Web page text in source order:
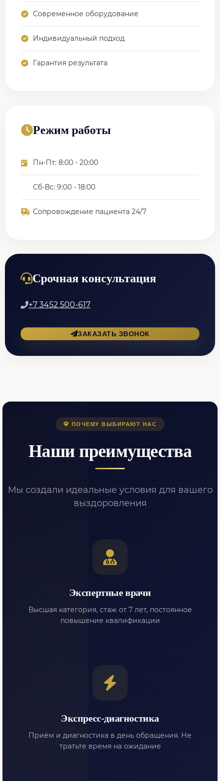
Современное оборудование
Индивидуальный подход
Гарантия результата
Режим работы
Пн-Пт: 8:00 - 20:00
Сб-Вс: 9:00 - 18:00
Сопровождение пациента 24/7
Срочная консультация
+7 3452 500-617
ЗАКАЗАТЬ ЗВОНОК
ПОЧЕМУ ВЫБИРАЮТ НАС
Наши преимущества
Мы создали идеальные условия для вашего
выздоровления
Экспертные врачи
Высшая категория, стаж от 7 лет, постоянное
повышение квалификации
Экспресс-диагностика
Приём и диагностика в день обращения. Не
тратьте время на ожидание